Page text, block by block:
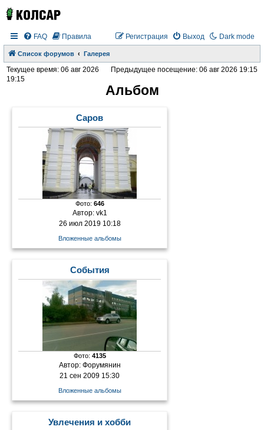
Dark mode
FAQ Правила Выход
Регистрация
Список форумов Галерея
Предыдущее посещение: 06 авг 2026 19:15
Текущее время: 06 авг 2026
19:15
Альбом
Саров
Фото: 646
Автор: vk1
26 июл 2019 10:18
Вложенные альбомы
События
Фото: 4135
Автор: Форумянин
21 сен 2009 15:30
Вложенные альбомы
Увлечения и хобби